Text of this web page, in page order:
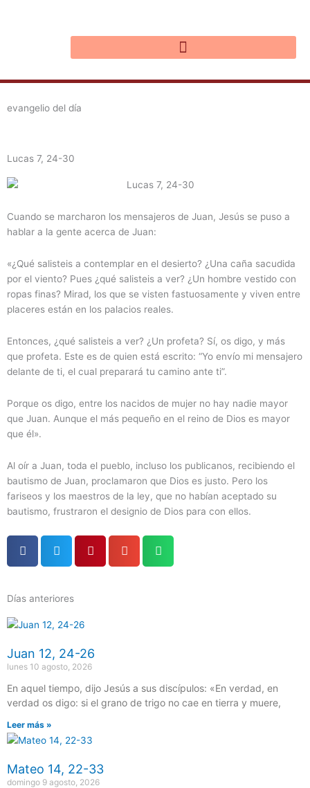
evangelio del día
Lucas 7, 24-30
Cuando se marcharon los mensajeros de Juan, Jesús se puso a
hablar a la gente acerca de Juan:
«¿Qué salisteis a contemplar en el desierto? ¿Una caña sacudida
por el viento? Pues ¿qué salisteis a ver? ¿Un hombre vestido con
ropas finas? Mirad, los que se visten fastuosamente y viven entre
placeres están en los palacios reales.
Entonces, ¿qué salisteis a ver? ¿Un profeta? Sí, os digo, y más
que profeta. Este es de quien está escrito: “Yo envío mi mensajero
delante de ti, el cual preparará tu camino ante ti”.
Porque os digo, entre los nacidos de mujer no hay nadie mayor
que Juan. Aunque el más pequeño en el reino de Dios es mayor
que él».
Al oír a Juan, toda el pueblo, incluso los publicanos, recibiendo el
bautismo de Juan, proclamaron que Dios es justo. Pero los
fariseos y los maestros de la ley, que no habían aceptado su
bautismo, frustraron el designio de Dios para con ellos.
Días anteriores
Juan 12, 24-26
lunes 10 agosto, 2026
En aquel tiempo, dijo Jesús a sus discípulos: «En verdad, en
verdad os digo: si el grano de trigo no cae en tierra y muere,
Leer más »
Mateo 14, 22-33
domingo 9 agosto, 2026
Página
Página
Página
Página
Página